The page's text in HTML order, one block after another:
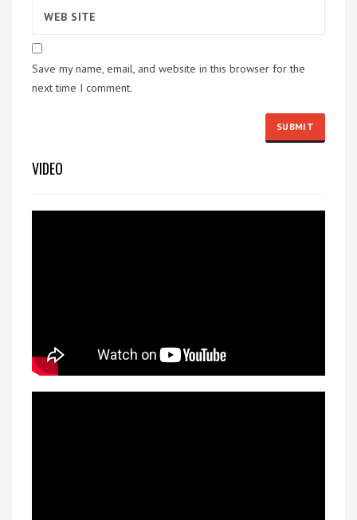
Save my name, email, and website in this browser for the
next time I comment.
VIDEO